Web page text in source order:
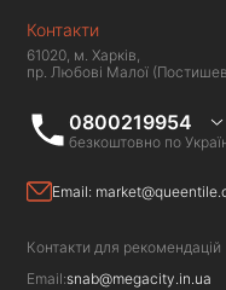
Контакти
61020, м. Харків,
пр. Любові Малої
0800219954
безкоштовно по
Email:
Контакти для рекомендацій
Email:snab@megacity.in.ua